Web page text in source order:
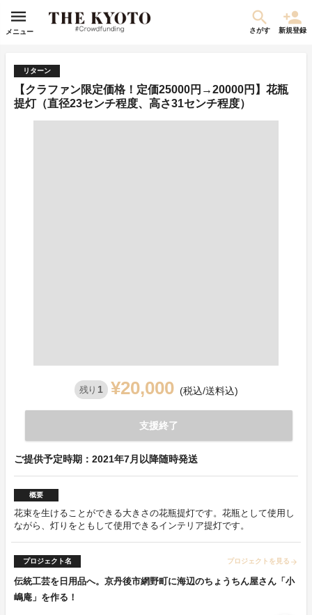
メニュー さがす 新規登録
リターン
【クラファン限定価格！定価25000円→20000円】花瓶
提灯（直径23センチ程度、高さ31センチ程度）
残り 1 ¥20,000 (税込/送料込)
支援終了
ご提供予定時期：2021年7月以降随時発送
概要
花束を生けることができる大きさの花瓶提灯です。花瓶として使用し
ながら、灯りをともして使用できるインテリア提灯です。
プロジェクト名 プロジェクトを見る arrow_forward
伝統工芸を日用品へ。京丹後市網野町に海辺のちょうちん屋さん「小
嶋庵」を作る！